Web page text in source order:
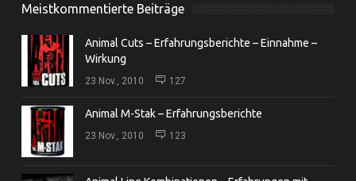
Meistkommentierte Beiträge
Animal Cuts – Erfahrungsberichte – Einnahme –
Wirkung
23 Nov., 2010 127
Animal M-Stak – Erfahrungsberichte
23 Nov., 2010 123